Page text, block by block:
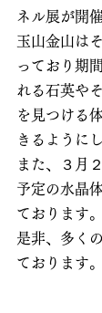
ネル展が開
玉山金山は
っており期
れる石英や
を見つける
きるように
また、３月
予定の水晶
ております。
是非、多く
ております。